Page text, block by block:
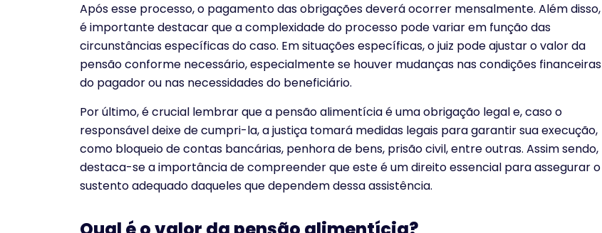
Após esse processo, o pagamento das obrigações deverá ocorrer mensalmente. Além disso,
é importante destacar que a complexidade do processo pode variar em função das
circunstâncias específicas do caso. Em situações específicas, o juiz pode ajustar o valor da
pensão conforme necessário, especialmente se houver mudanças nas condições financeiras
do pagador ou nas necessidades do beneficiário.
Por último, é crucial lembrar que a pensão alimentícia é uma obrigação legal e, caso o
responsável deixe de cumpri-la, a justiça tomará medidas legais para garantir sua execução,
como bloqueio de contas bancárias, penhora de bens, prisão civil, entre outras. Assim sendo,
destaca-se a importância de compreender que este é um direito essencial para assegurar o
sustento adequado daqueles que dependem dessa assistência.